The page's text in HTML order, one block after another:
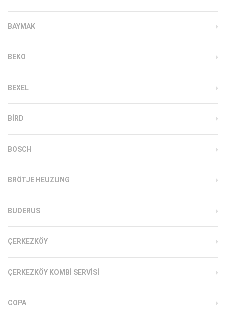
BAYMAK
BEKO
BEXEL
BIRD
BOSCH
BRÖTJE HEUZUNG
BUDERUS
ÇERKEZKÖY
ÇERKEZKÖY KOMBI SERVISI
COPA